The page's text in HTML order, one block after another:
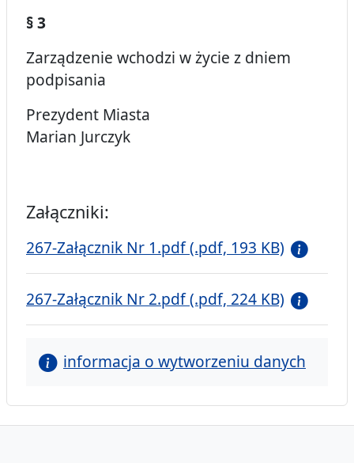
§ 3
Zarządzenie wchodzi w życie z dniem
podpisania
Prezydent Miasta
Marian Jurczyk
Załączniki:
267-Załącznik Nr 1.pdf (.pdf, 193 KB)
267-Załącznik Nr 2.pdf (.pdf, 224 KB)
informacja o wytworzeniu danych